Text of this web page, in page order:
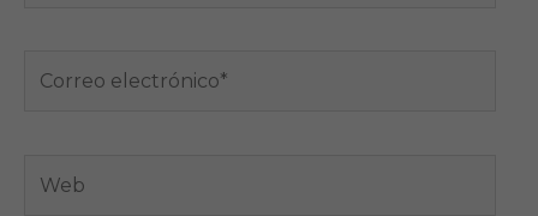
electrónico*